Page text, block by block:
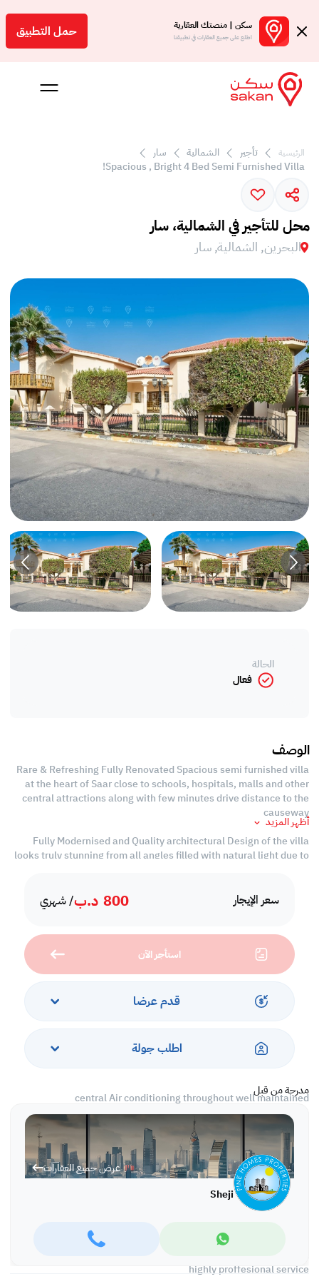
سكن | منصتك العقارية
اطلع على جميع العقارات في تطبيقنا حمل التطبيق
بالعمولة
الرئيسية تأجير الشمالية
سار
Spacious , Bright 4 Bed Semi Furnished Villa!
محل للتأجير في الشمالية، سار
البحرين, الشمالية, سار
سعر الإيجار 800 د.ب/ شهري
استأجر الآن
قدم عرضا
اطلب جولة
مدرجة من قبل
عرض جميع العقارات
Sheji
الحالة
فعال
الوصف
Rare & Refreshing Fully Renovated Spacious semi furnished villa
at the heart of Saar close to schools, hospitals, malls and other
central attractions along with few minutes drive distance to the
causeway
Fully Modernised and Quality architectural Design of the villa
looks truly stunning from all angles filled with natural light due to
comprised of generous sized 4 bedrooms with 2 en-suites, all
master bedrooms are truly stunning with its large ceiling design
and separate wardrobes area along with a larger en-suite
The adjacent room is en-suite and other 2 shares 1 common toilet
fully fitted closed kitchen with all major utilities and upgrades
central Air conditioning throughout well maintained
well kept and ready to move in the state
Facilities include communal pool , tennis court and childrens play
area
Monthly Rental
highly proffesional service
أظهر المزيد